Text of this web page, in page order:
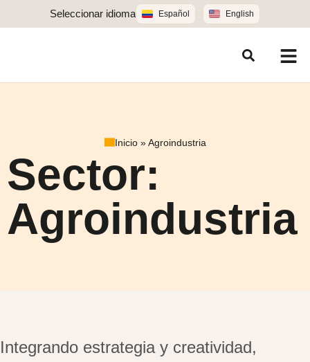
Seleccionar idioma Español English
Inicio»Agroindustria
Sector:
Agroindustria
Integrando estrategia y creatividad,